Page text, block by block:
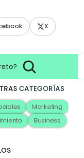
X
CATEGORÍAS
Marketing
Business